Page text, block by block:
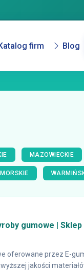
firm Blog
MAZOWIECKIE
gumowe |
oferowane przez E-
jakości